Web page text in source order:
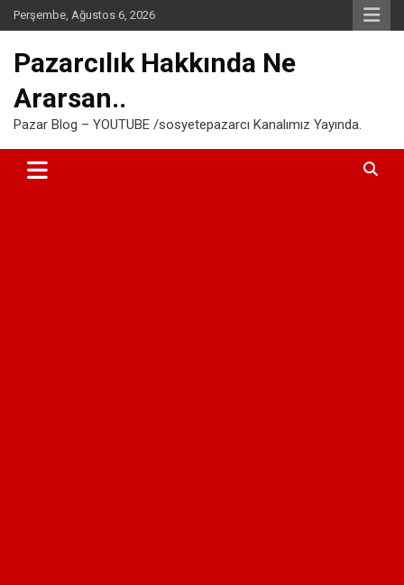
Skip
to
Perşembe, Ağustos 6, 2026
Pazarcılık Hakkında Ne
Ararsan..
Pazar Blog – YOUTUBE /sosyetepazarcı Kanalımız Yayında.